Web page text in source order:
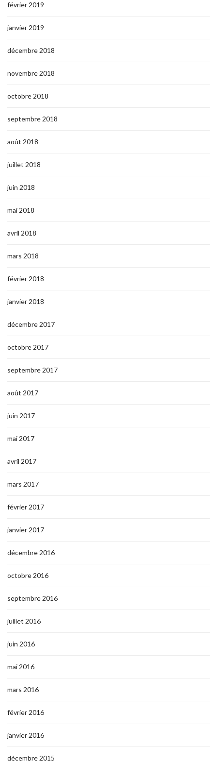
février 2019
janvier 2019
décembre 2018
novembre 2018
octobre 2018
septembre 2018
août 2018
juillet 2018
juin 2018
mai 2018
avril 2018
mars 2018
février 2018
janvier 2018
décembre 2017
octobre 2017
septembre 2017
août 2017
juin 2017
mai 2017
avril 2017
mars 2017
février 2017
janvier 2017
décembre 2016
octobre 2016
septembre 2016
juillet 2016
juin 2016
mai 2016
mars 2016
février 2016
janvier 2016
décembre 2015